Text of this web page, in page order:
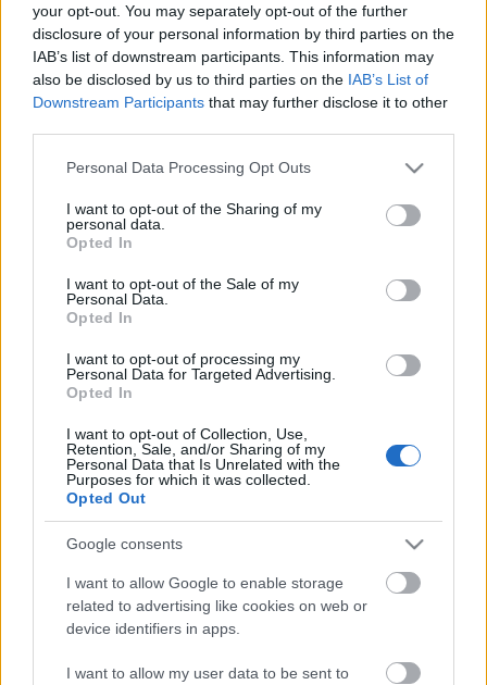
your opt-out. You may separately opt-out of the further
disclosure of your personal information by third parties on the
IAB’s list of downstream participants. This information may
also be disclosed by us to third parties on the IAB’s List of
Downstream Participants that may further disclose it to other
Please note that this website/app uses one or more Google
not limited to your visit or usage behaviour. You may click to
grant or deny consent to Google and its third-party tags to
use your data for below specified purposes in below Google
consent section.
Personal Data Processing Opt Outs
I want to opt-out of the Sharing of my
personal data.
Opted In
I want to opt-out of the Sale of my
Personal Data.
Opted In
I want to opt-out of processing my
Personal Data for Targeted Advertising.
Opted In
I want to opt-out of Collection, Use,
Retention, Sale, and/or Sharing of my
Personal Data that Is Unrelated with the
Purposes for which it was collected.
Opted Out
Google consents
I want to allow Google to enable storage
related to advertising like cookies on web or
device identifiers in apps.
I want to allow my user data to be sent to
A darab párhuzamosan követi a két történetet a
kezdetektől a lemondásokig úgy, hogy a szereplők
egyszerre léteznek II. Richárd tizennegyedik és Nixon
huszadik századában. Egy fordulatos, pergő
politikai krimi alakul ki így, ami hat epizódban
izgalmas betekintést enged a nagypolitika időtlen
kulisszatitkaiba. Az előadásban az újrafordított
shakespeare-i szövegen túl eredeti dokumentumok
— a Watergate-szalagok, beszédek, tárgyalási
jegyzőkönyvek — részletei is megtalálhatóak, hogy
minél hitelesebb képet festhessünk a korok politikai
hangulatáról.
II. Richárd / Richard M. Nixon - Karsai J. András
John Gaunt / Henry A. Kissinger - Simonfi Amália
Northumberland / Demokrata Párt - Karsai Veronika
Henry Bolingbroke / Gerald Ford - Lőrincz Levente
Isabella, importkirályné / First Lady - Szörényi Júlia
Robert de Vere - Thomas Mowbray - Aumerle -
Takács Gergő
Fordítás - Csirmaz Előd Pál
Mozgás - Karsai Veronika
William Shakespeare II. Richárd c. műve nyomán
Írta és Rendezte- Suda Balázs Róbert